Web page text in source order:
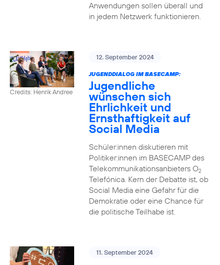
Anwendungen sollen überall und
in jedem Netzwerk funktionieren.
Credits: Henrik Andree
12. September 2024
JUGENDDIALOG IM BASECAMP:
Jugendliche
wünschen sich
Ehrlichkeit und
Ernsthaftigkeit auf
Social Media
Schüler:innen diskutieren mit
Politiker:innen im BASECAMP des
Telekommunikationsanbieters O2
Telefónica. Kern der Debatte ist, ob
Social Media eine Gefahr für die
Demokratie oder eine Chance für
die politische Teilhabe ist.
11. September 2024